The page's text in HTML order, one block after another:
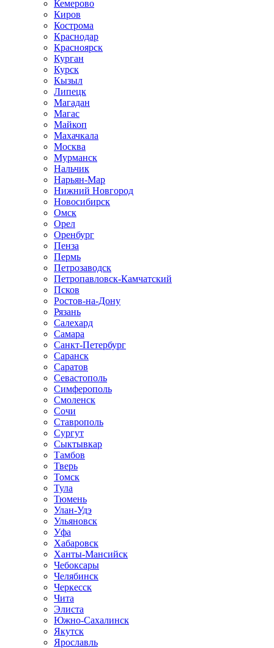
Кемерово
Киров
Кострома
Краснодар
Красноярск
Курган
Курск
Кызыл
Липецк
Магадан
Магас
Майкоп
Махачкала
Москва
Мурманск
Нальчик
Нарьян-Мар
Нижний Новгород
Новосибирск
Омск
Орел
Оренбург
Пенза
Пермь
Петрозаводск
Петропавловск-Камчатский
Псков
Ростов-на-Дону
Рязань
Салехард
Самара
Санкт-Петербург
Саранск
Саратов
Севастополь
Симферополь
Смоленск
Сочи
Ставрополь
Сургут
Сыктывкар
Тамбов
Тверь
Томск
Тула
Тюмень
Улан-Удэ
Ульяновск
Уфа
Хабаровск
Ханты-Мансийск
Чебоксары
Челябинск
Черкесск
Чита
Элиста
Южно-Сахалинск
Якутск
Ярославль